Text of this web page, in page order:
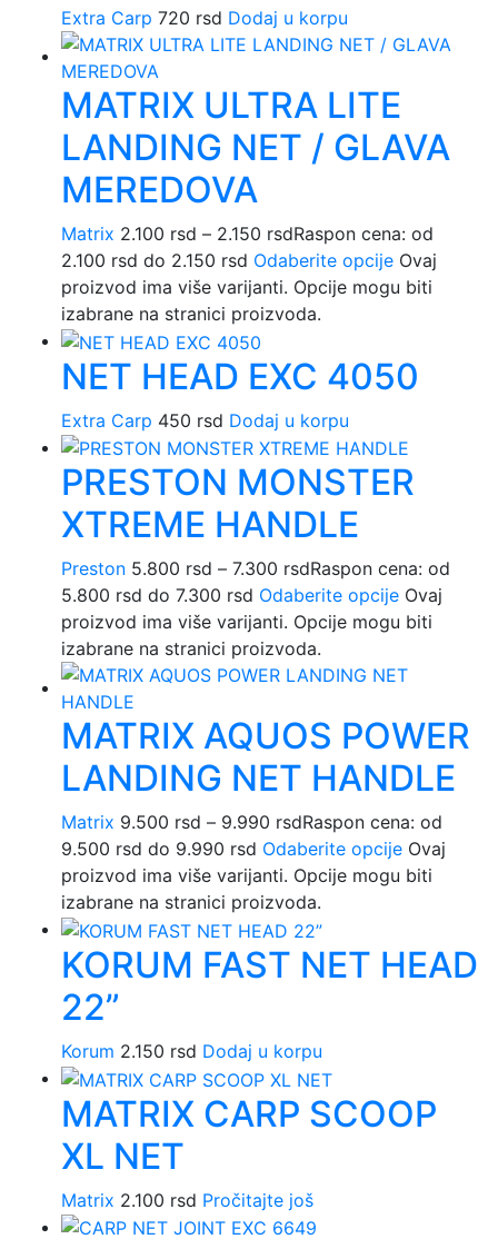
Extra Carp 720 rsd Dodaj u korpu
MATRIX ULTRA LITE
LANDING NET / GLAVA
MEREDOVA
Matrix 2.100 rsd – 2.150 rsdRaspon cena: od
2.100 rsd do 2.150 rsd Odaberite opcije Ovaj
proizvod ima više varijanti. Opcije mogu biti
izabrane na stranici proizvoda.
NET HEAD EXC 4050
Extra Carp 450 rsd Dodaj u korpu
PRESTON MONSTER
XTREME HANDLE
Preston 5.800 rsd – 7.300 rsdRaspon cena: od
5.800 rsd do 7.300 rsd Odaberite opcije Ovaj
proizvod ima više varijanti. Opcije mogu biti
izabrane na stranici proizvoda.
MATRIX AQUOS POWER
LANDING NET HANDLE
Matrix 9.500 rsd – 9.990 rsdRaspon cena: od
9.500 rsd do 9.990 rsd Odaberite opcije Ovaj
proizvod ima više varijanti. Opcije mogu biti
izabrane na stranici proizvoda.
KORUM FAST NET HEAD
22”
Korum 2.150 rsd Dodaj u korpu
MATRIX CARP SCOOP
XL NET
Matrix 2.100 rsd Pročitajte još